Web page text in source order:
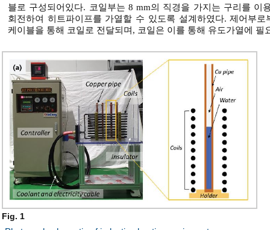
블로 구성되어있다. 코일부는 8 mm의 직경을 가지는 구리를 이
회전하여 히트파이프를 가열할 수 있도록 설계하였다. 제어부
케이블을 통해 코일로 전달되며, 코일은 이를 통해 유도가열에 필
Fig. 1